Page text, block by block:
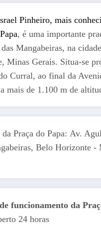
Pinheiro, mais
, é uma importante
Mangabeiras, na
Minas Gerais. Situa-se
Curral, ao final da
mais de 1.100 m de
da Praça do Papa: Av.
Belo Horizonte -
funcionamento da
24 horas